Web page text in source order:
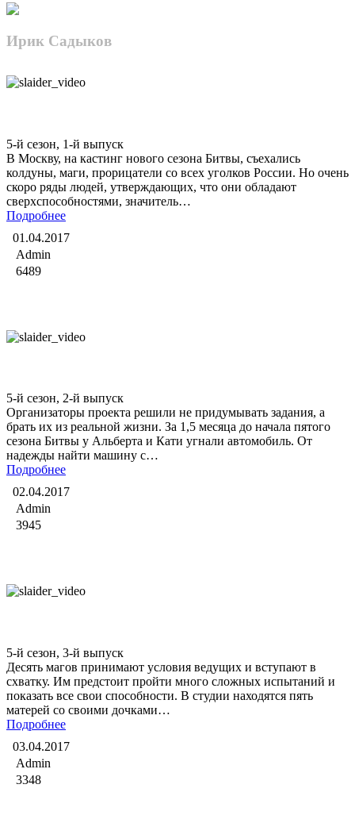
Ирик Садыков
5-й сезон, 1-й выпуск
В Москву, на кастинг нового сезона Битвы, съехались
колдуны, маги, прорицатели со всех уголков России. Но очень
скоро ряды людей, утверждающих, что они обладают
сверхспособностями, значитель…
Подробнее
01.04.2017
Admin
6489
5-й сезон, 2-й выпуск
Организаторы проекта решили не придумывать задания, а
брать их из реальной жизни. За 1,5 месяца до начала пятого
сезона Битвы у Альберта и Кати угнали автомобиль. От
надежды найти машину с…
Подробнее
02.04.2017
Admin
3945
5-й сезон, 3-й выпуск
Десять магов принимают условия ведущих и вступают в
схватку. Им предстоит пройти много сложных испытаний и
показать все свои способности. В студии находятся пять
матерей со своими дочками…
Подробнее
03.04.2017
Admin
3348